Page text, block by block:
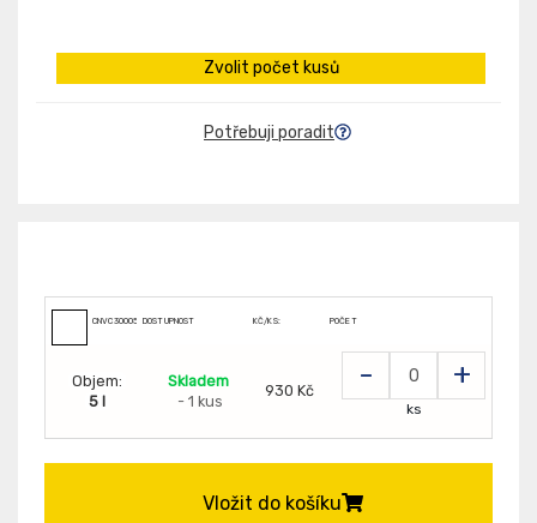
Zvolit počet kusů
Potřebuji poradit
CNVC300050098DOSTUPNOST KČ/KS: POČET
Objem:
5 l
Skladem
- 1 kus
930 Kč - +
ks
Vložit do košíku